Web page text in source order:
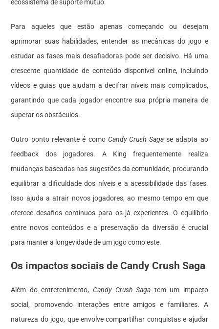
ecossistema de suporte mútuo.
Para aqueles que estão apenas começando ou desejam
aprimorar suas habilidades, entender as mecânicas do jogo e
estudar as fases mais desafiadoras pode ser decisivo. Há uma
crescente quantidade de conteúdo disponível online, incluindo
vídeos e guias que ajudam a decifrar níveis mais complicados,
garantindo que cada jogador encontre sua própria maneira de
superar os obstáculos.
Outro ponto relevante é como Candy Crush Sagase adapta ao
feedback dos jogadores. A King frequentemente realiza
mudanças baseadas nas sugestões da comunidade, procurando
equilibrar a dificuldade dos níveis e a acessibilidade das fases.
Isso ajuda a atrair novos jogadores, ao mesmo tempo em que
oferece desafios contínuos para os já experientes. O equilíbrio
entre novos conteúdos e a preservação da diversão é crucial
para manter a longevidade de um jogo como este.
Os impactos sociais de Candy Crush Saga
Além do entretenimento, Candy Crush Saga tem um impacto
social, promovendo interações entre amigos e familiares. A
natureza do jogo, que envolve compartilhar conquistas e ajudar